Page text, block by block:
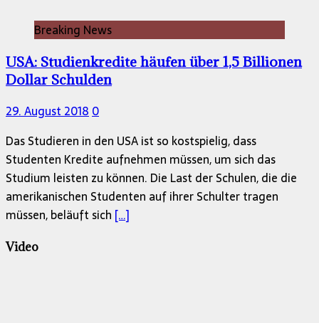
Breaking News
USA: Studienkredite häufen über 1,5 Billionen
Dollar Schulden
29. August 2018 0
Das Studieren in den USA ist so kostspielig, dass
Studenten Kredite aufnehmen müssen, um sich das
Studium leisten zu können. Die Last der Schulen, die die
amerikanischen Studenten auf ihrer Schulter tragen
müssen, beläuft sich […]
Video